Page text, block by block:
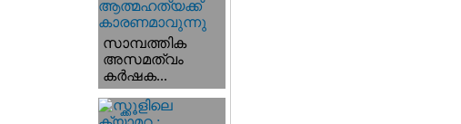
സാമ്പത്തിക
അസമത്വം
കര്‍ഷക...